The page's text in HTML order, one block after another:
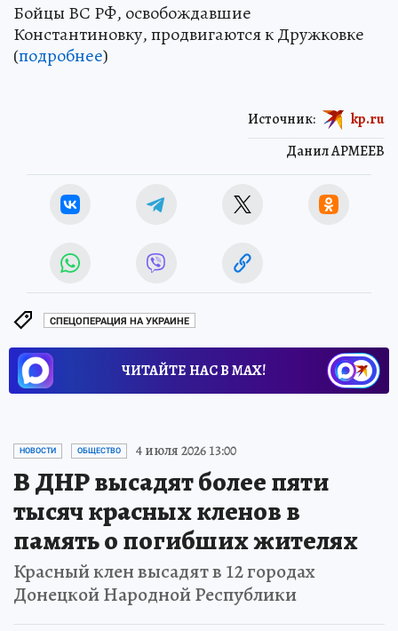
Бойцы ВС РФ, освобождавшие
Константиновку, продвигаются к Дружковке
(подробнее)
Данил АРМЕЕВ
Источник: kp.ru
СПЕЦОПЕРАЦИЯ НА УКРАИНЕ
ЧИТАЙТЕ НАС В МАХ!
НОВОСТИ ОБЩЕСТВО 4 июля 2026 13:00
В ДНР высадят более пяти
тысяч красных кленов в
память о погибших жителях
Красный клен высадят в 12 городах
Донецкой Народной Республики